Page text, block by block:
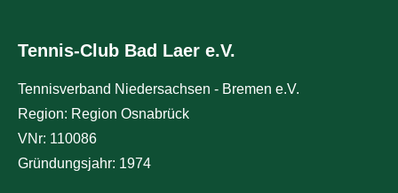
Tennis-Club Bad Laer e.V.
Tennisverband Niedersachsen - Bremen e.V.
Region: Region Osnabrück
VNr: 110086
Gründungsjahr: 1974